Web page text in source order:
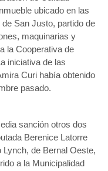
ubicado en las
San Justo, partido de
maquinarias y
la Cooperativa de
iniciativa de las
Curi había obtenido
pasado.
sanción otros dos
Berenice Latorre
Lynch, de Bernal Oeste,
a la Municipalidad